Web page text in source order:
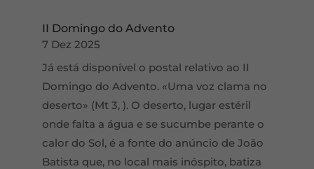
II Domingo do Advento
7 Dez 2025
Já está disponível o postal relativo ao II
Domingo do Advento. «Uma voz clama no
deserto» (Mt 3, ). O deserto, lugar estéril
onde falta a água e se sucumbe perante o
calor do Sol, é a fonte do anúncio de João
Batista que, no local mais inóspito, batiza